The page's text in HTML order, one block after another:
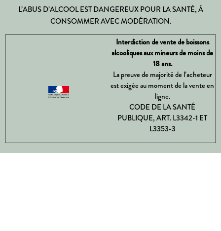
L’ABUS D’ALCOOL EST DANGEREUX POUR LA SANTÉ, À
CONSOMMER AVEC MODÉRATION.
Interdiction de vente de boissons
alcooliques aux mineurs de moins de
18 ans.
La preuve de majorité de l’acheteur
est exigée au moment de la vente en
ligne.
CODE DE LA SANTÉ
PUBLIQUE, ART. L3342-1 ET
L3353-3